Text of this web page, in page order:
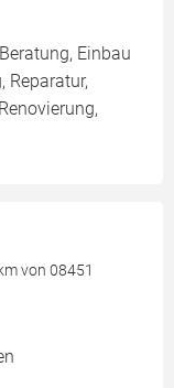
Einbau
Reparatur,
von 08451